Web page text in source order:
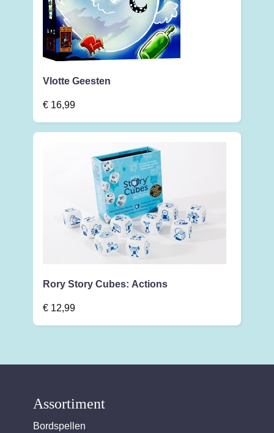
Vlotte Geesten
€ 16,99
Rory Story Cubes: Actions
€ 12,99
Assortiment
Bordspellen